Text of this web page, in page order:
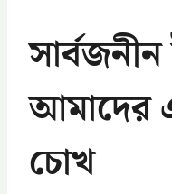
আমাদের
চোখ